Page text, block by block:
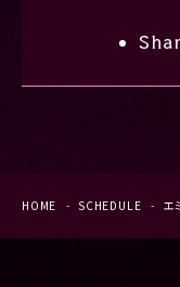
HOME SCHEDULE エ